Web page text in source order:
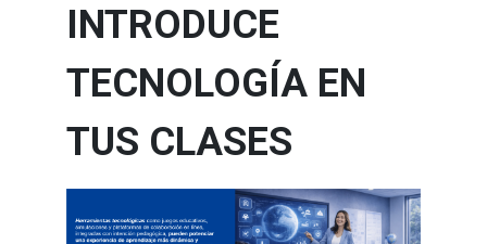
INTRODUCE
TECNOLOGÍA EN
TUS CLASES